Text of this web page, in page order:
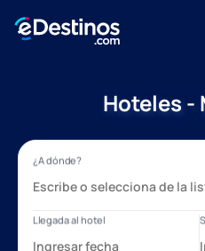
Hoteles -